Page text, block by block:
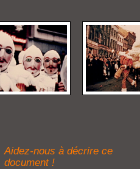
Aidez-nous à décrire ce
document !